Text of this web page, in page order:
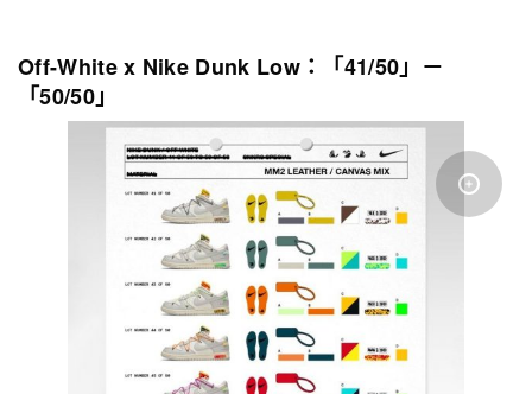
Off-White x Nike Dunk Low：「41/50」－
「50/50」